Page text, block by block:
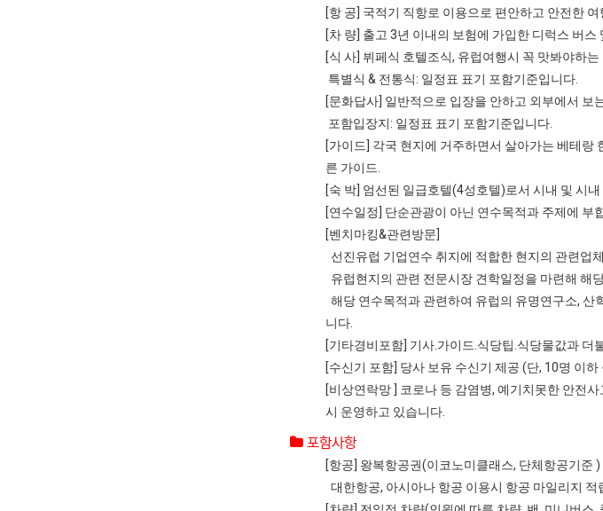
[항 공] 국적기 직항로 이용으로 편안하고 안전한 여
[차 량] 출고 3년 이내의 보험에 가입한 디럭스 버
[식 사] 뷔페식 호텔조식, 유럽여행시 꼭 맛봐야하
특별식 & 전통식: 일정표 표기 포함기준입니다.
[문화답사] 일반적으로 입장을 안하고 외부에서 보
포함입장지: 일정표 표기 포함기준입니다.
[가이드] 각국 현지에 거주하면서 살아가는 베테랑
른 가이드.
[숙 박] 엄선된 일급호텔(4성호텔)로서 시내 및 시
[연수일정] 단순관광이 아닌 연수목적과 주제에 부
[벤치마킹&관련방문]
선진유럽 기업연수 취지에 적합한 현지의 관련업
유럽현지의 관련 전문시장 견학일정을 마련해 해
해당 연수목적과 관련하여 유럽의 유명연구소,
니다.
[기타경비포함] 기사.가이드.식당팁.식당물값과 더
[수신기 포함] 당사 보유 수신기 제공 (단, 10명 이
[비상연락망 ] 코로나 등 감염병, 예기치못한 안전
시 운영하고 있습니다.
포함사항
[항공] 왕복항공권(이코노미클래스, 단체항공기준 )
대한항공, 아시아나 항공 이용시 항공 마일리지 적